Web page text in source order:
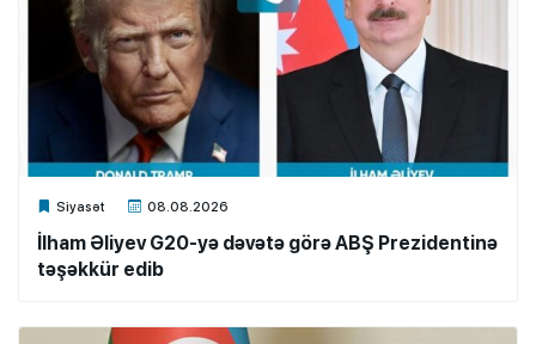
Siyasət 08.08.2026
Xalq.Online
İlham Əliyev G20-yə dəvətə görə ABŞ Prezidentinə
təşəkkür edib